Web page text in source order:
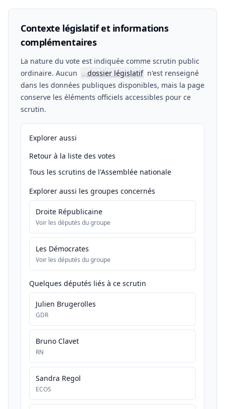
Contexte législatif et informations
complémentaires
La nature du vote est indiquée comme scrutin public
ordinaire. Aucun
📖dossier législatif n'est renseigné
dans les données publiques disponibles, mais la page
conserve les éléments officiels accessibles pour ce
scrutin.
Explorer aussi
Retour à la liste des votes
Tous les scrutins de l'Assemblée nationale
Explorer aussi les groupes concernés
Droite Républicaine
Voir les députés du groupe
Les Démocrates
Voir les députés du groupe
Quelques députés liés à ce scrutin
Julien Brugerolles
GDR
Bruno Clavet
RN
Sandra Regol
ECOS